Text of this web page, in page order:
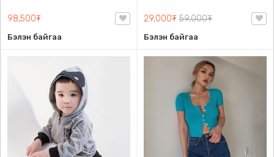
Урт ханцуйтай
98,500₮
Бэлэн байгаа
энгэртэй, Урт ханцуйтай,
29,000₮ 59,000₮
Бэлэн байгаа